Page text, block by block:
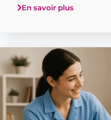
En savoir plus